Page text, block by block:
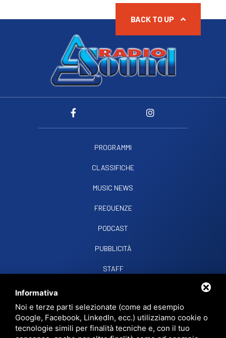
PROGRAMMI
CLASSIFICHE
MUSIC NEWS
FREQUENZE
PODCAST
PUBBLICITÀ
STAFF
RADIO SOUND SNCVIALE PAPA GIOVANNI XXIII, 39, 44021 CODIGORO FE
D.L. 34/2019 EROG. PUBBLICHE
BACK TO UP
Informativa
Noi e terze parti selezionate (come ad esempio
Google, Facebook, LinkedIn, ecc.) utilizziamo cookie o
tecnologie simili per finalità tecniche e, con il tuo